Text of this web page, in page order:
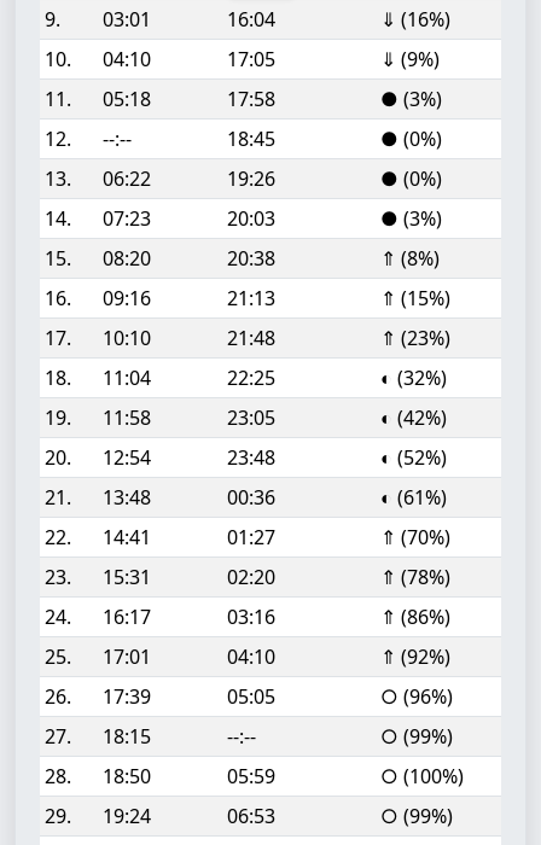
9.
03:01 16:04
⇓ (16%)
10.
04:10 17:05
⇓ (9%)
11.
05:18 17:58
● (3%)
12.
--:-- 18:45
● (0%)
13.
06:22 19:26
● (0%)
14.
07:23 20:03
● (3%)
15.
08:20 20:38
⇑ (8%)
16.
09:16 21:13
⇑ (15%)
17.
10:10 21:48
⇑ (23%)
18.
11:04 22:25
◐ (32%)
19.
11:58 23:05
◐ (42%)
20.
12:54 23:48
◐ (52%)
21.
13:48 00:36
◐ (61%)
22.
14:41 01:27
⇑ (70%)
23.
15:31 02:20
⇑ (78%)
24.
16:17 03:16
⇑ (86%)
25.
17:01 04:10
⇑ (92%)
26.
17:39 05:05
○ (96%)
27.
18:15 --:--
○ (99%)
28.
18:50 05:59
○ (100%)
29.
19:24 06:53
○ (99%)